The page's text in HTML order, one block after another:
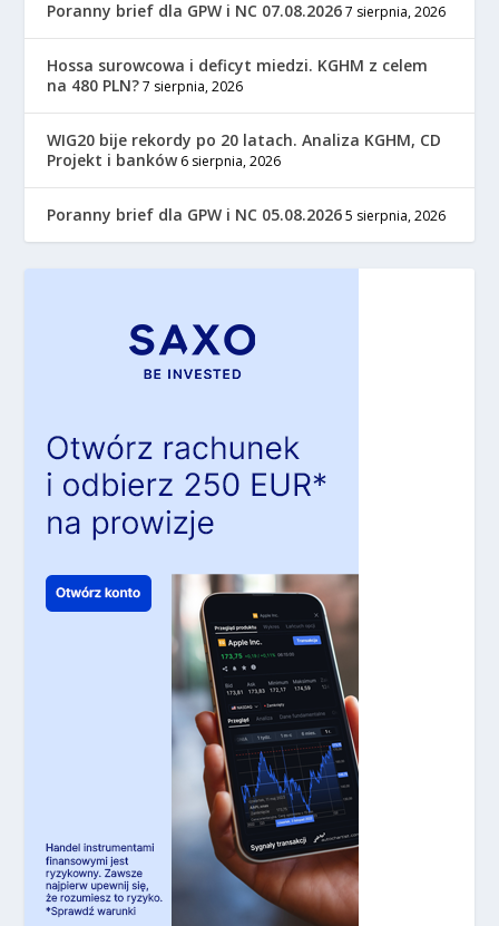
Poranny brief dla GPW i NC 07.08.2026 7 sierpnia, 2026
Hossa surowcowa i deficyt miedzi. KGHM z celem
na 480 PLN? 7 sierpnia, 2026
WIG20 bije rekordy po 20 latach. Analiza KGHM, CD
Projekt i banków 6 sierpnia, 2026
Poranny brief dla GPW i NC 05.08.2026 5 sierpnia, 2026